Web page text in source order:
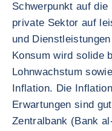
Schwerpunkt auf
private Sektor auf
und
Konsum wird solide
Lohnwachstum
Inflation. Die
Erwartungen sind
Zentralbank (Bank